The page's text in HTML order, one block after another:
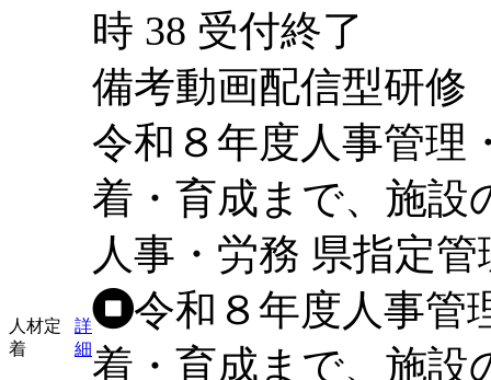
時 38 受付終了
備考動画配信型研修
人材定
着
詳
細
令和８年度人事管理
着・育成まで、施設
人事・労務 県指定管
令和８年度人事管
着・育成まで、施設